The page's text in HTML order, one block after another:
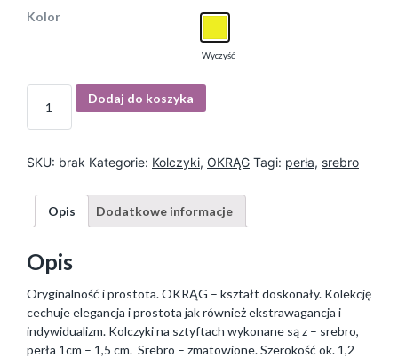
Kolor
Wyczyść
I
ś
Dodaj do koszyka
SKU: brak Kategorie: Kolczyki, OKRĄG Tagi: perła, srebro
Opis Dodatkowe informacje
Opis
Oryginalność i prostota. OKRĄG – kształt doskonały. Kolekcję
cechuje elegancja i prostota jak również ekstrawagancja i
indywidualizm. Kolczyki na sztyftach wykonane są z – srebro,
perła 1cm – 1,5 cm. Srebro – zmatowione. Szerokość ok. 1,2